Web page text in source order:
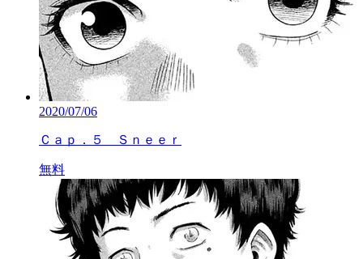
2020/07/06
Ｃａｐ．５ Ｓｎｅｅｒ
無料